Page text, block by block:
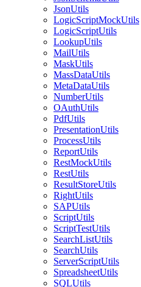
JsonUtils
LogicScriptMockUtils
LogicScriptUtils
LookupUtils
MailUtils
MaskUtils
MassDataUtils
MetaDataUtils
NumberUtils
OAuthUtils
PdfUtils
PresentationUtils
ProcessUtils
ReportUtils
RestMockUtils
RestUtils
ResultStoreUtils
RightUtils
SAPUtils
ScriptUtils
ScriptTestUtils
SearchListUtils
SearchUtils
ServerScriptUtils
SpreadsheetUtils
SQLUtils